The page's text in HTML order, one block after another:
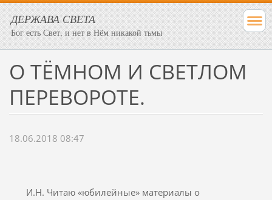
ДЕРЖАВА СВЕТА
Бог есть Свет, и нет в Нём никакой тьмы
О ТЁМНОМ И СВЕТЛОМ
ПЕРЕВОРОТЕ.
18.06.2018 08:47
И.Н. Читаю «юбилейные» материалы о